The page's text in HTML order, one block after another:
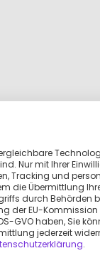
Nur mit Ihrer
Tracking und
die Übermittlung
durch Behörden
der EU-
GVO haben, Sie
jederzeit
.